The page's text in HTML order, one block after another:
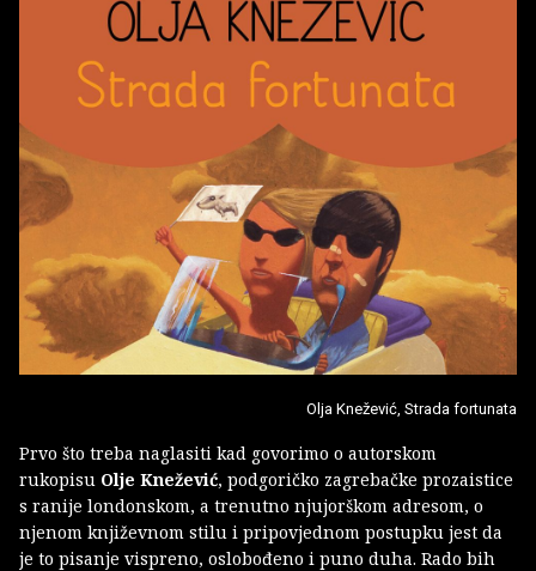
Olja Knežević, Strada fortunata
Prvo što treba naglasiti kad govorimo o autorskom
rukopisu Olje Knežević, podgoričko zagrebačke prozaistice
s ranije londonskom, a trenutno njujorškom adresom, o
njenom književnom stilu i pripovjednom postupku jest da
je to pisanje vispreno, oslobođeno i puno duha. Rado bih